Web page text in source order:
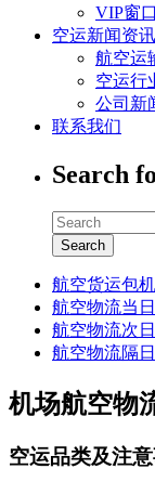
VIP窗
空运新闻资讯
航空运
空运行
公司新
联系我们
Search
Search
航空货运包机
航空物流当
航空物流次
航空物流隔
机场航空物
空运品类及注